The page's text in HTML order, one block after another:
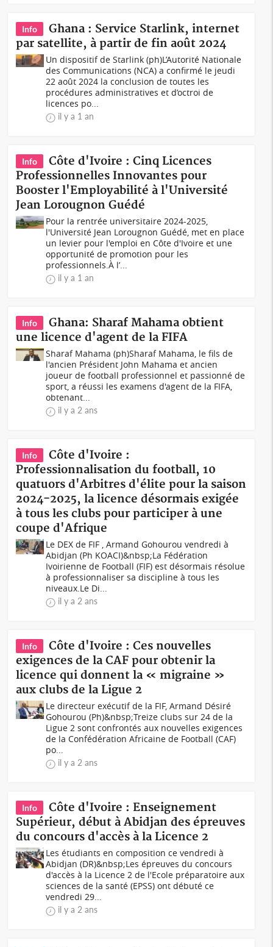
Info
Ghana : Service Starlink, internet
par satellite, à partir de fin août 2024
Un dispositif de Starlink (ph)L’Autorité Nationale
des Communications (NCA) a confirmé le jeudi
22 août 2024 la conclusion de toutes les
procédures administratives et d’octroi de
licences po...
il y a 1 an
Info
Côte d'Ivoire : Cinq Licences
Professionnelles Innovantes pour
Booster l'Employabilité à l'Université
Jean Lorougnon Guédé
Pour la rentrée universitaire 2024-2025,
l'Université Jean Lorougnon Guédé, met en place
un levier pour l'emploi en Côte d'Ivoire et une
opportunité de promotion pour les
professionnels.À l’...
il y a 1 an
Info
Ghana: Sharaf Mahama obtient
une licence d'agent de la FIFA
Sharaf Mahama (ph)Sharaf Mahama, le fils de
l'ancien Président John Mahama et ancien
joueur de football professionnel et passionné de
sport, a réussi les examens d'agent de la FIFA,
obtenant...
il y a 2 ans
Info
Côte d'Ivoire :
Professionnalisation du football, 10
quatuors d'Arbitres d'élite pour la saison
2024-2025, la licence désormais exigée
à tous les clubs pour participer à une
coupe d'Afrique
Le DEX de FIF , Armand Gohourou vendredi à
Abidjan (Ph KOACI)&nbsp;La Fédération
Ivoirienne de Football (FIF) est désormais résolue
à professionnaliser sa discipline à tous les
niveaux.Le Di...
il y a 2 ans
Info
Côte d'Ivoire : Ces nouvelles
exigences de la CAF pour obtenir la
licence qui donnent la « migraine »
aux clubs de la Ligue 2
Le directeur exécutif de la FIF, Armand Désiré
Gohourou (Ph)&nbsp;Treize clubs sur 24 de la
Ligue 2 sont confrontés aux nouvelles exigences
de la Confédération Africaine de Football (CAF)
po...
il y a 2 ans
Info
Côte d'Ivoire : Enseignement
Supérieur, début à Abidjan des épreuves
du concours d'accès à la Licence 2
Les étudiants en composition ce vendredi à
Abidjan (DR)&nbsp;Les épreuves du concours
d'accès à la Licence 2 de l'Ecole préparatoire aux
sciences de la santé (EPSS) ont débuté ce
vendredi 29...
il y a 2 ans